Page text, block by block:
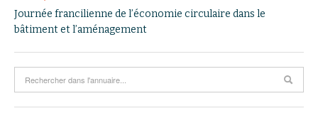
Journée francilienne de l’économie circulaire dans le
bâtiment et l’aménagement